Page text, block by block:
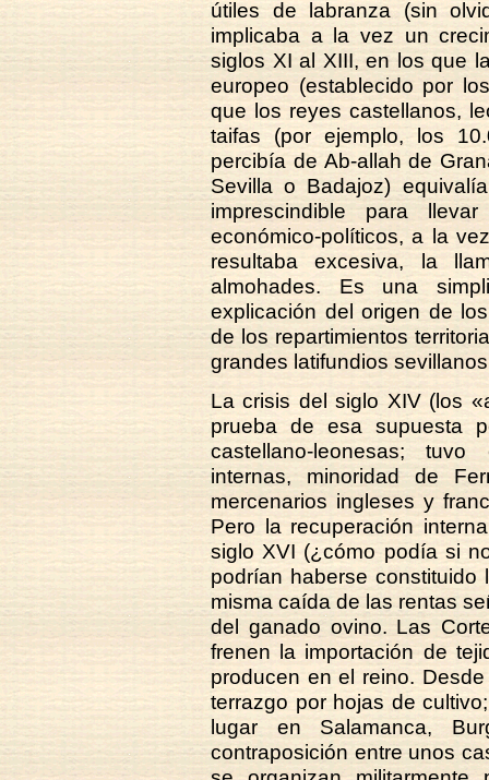
útiles de labranza (sin
implicaba a la vez un
siglos XI al XIII, en los que
europeo (establecido por
que los reyes castellanos,
taifas (por ejemplo, los
percibía de Ab-allah de
Sevilla o Badajoz)
imprescindible para
económico-políticos, a la
resultaba excesiva, la
almohades. Es una
explicación del origen de
de los repartimientos
grandes latifundios
La crisis del siglo XIV (los
prueba de esa supuesta
castellano-leonesas;
internas, minoridad de
mercenarios ingleses y
Pero la recuperación
siglo XVI (¿cómo podía si
podrían haberse
misma caída de las rentas
del ganado ovino. Las
frenen la importación de
producen en el reino.
terrazgo por hojas de
lugar en Salamanca,
contraposición entre unos